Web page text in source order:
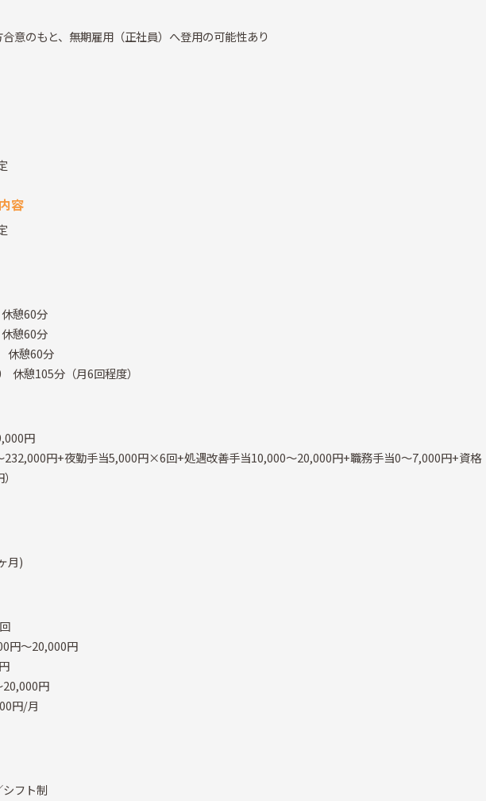
意のもと、無期雇用（正社員）へ登用の可能性あり
容
憩60分
憩60分
憩60分
憩105分（月6回程度）
円
232,000円+夜勤手当5,000円×6回+処遇改善手当10,000～20,000円+職務手当0～7,000円+資格
月)
円～20,000円
20,000円
円/月
フト制